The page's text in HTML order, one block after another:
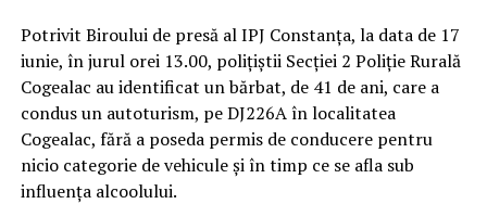
Potrivit Biroului de presă al IPJ Constanța, la data de 17
iunie, în jurul orei 13.00, polițiștii Secției 2 Poliție Rurală
Cogealac au identificat un bărbat, de 41 de ani, care a
condus un autoturism, pe DJ226A în localitatea
Cogealac, fără a poseda permis de conducere pentru
nicio categorie de vehicule și în timp ce se afla sub
influența alcoolului.